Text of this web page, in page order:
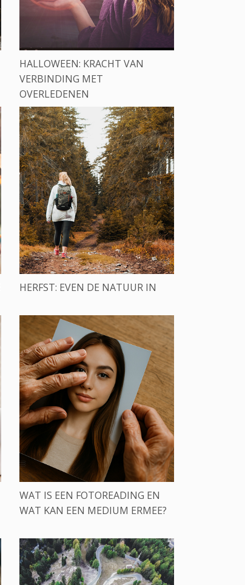
HALLOWEEN: KRACHT VAN
VERBINDING MET
OVERLEDENEN
HERFST: EVEN DE NATUUR IN
WAT IS EEN FOTOREADING EN
WAT KAN EEN MEDIUM ERMEE?